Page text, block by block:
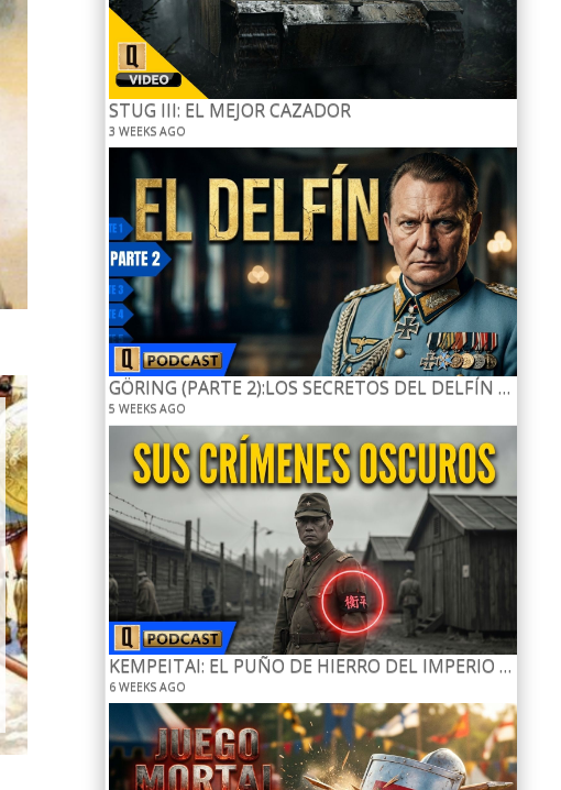
STUG III: EL MEJOR CAZADOR
3 WEEKS AGO
GÖRING (PARTE 2):LOS SECRETOS DEL DELFÍN DE HITLER.-AUDIO
5 WEEKS AGO
KEMPEITAI: EL PUÑO DE HIERRO DEL IMPERIO JAPONES.
6 WEEKS AGO